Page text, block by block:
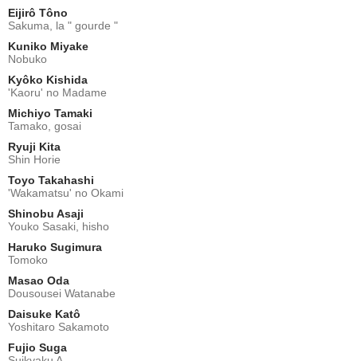
Eijirô Tôno
Sakuma, la " gourde "
Kuniko Miyake
Nobuko
Kyôko Kishida
'Kaoru' no Madame
Michiyo Tamaki
Tamako, gosai
Ryuji Kita
Shin Horie
Toyo Takahashi
'Wakamatsu' no Okami
Shinobu Asaji
Youko Sasaki, hisho
Haruko Sugimura
Tomoko
Masao Oda
Dousousei Watanabe
Daisuke Katô
Yoshitaro Sakamoto
Fujio Suga